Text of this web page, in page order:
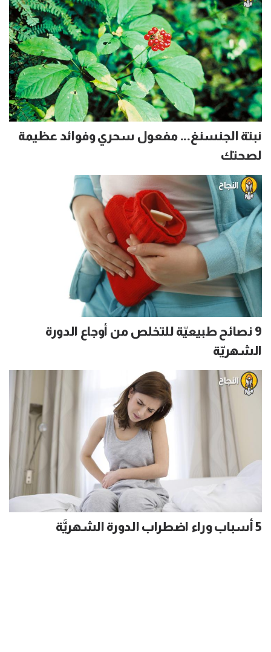
نبتة الجنسنغ... مفعول سحري وفوائد عظيمة
لصحتك
9 نصائح طبيعيّة للتخلص من أوجاع الدورة
الشهريّة
5 أسباب وراء اضطراب الدورة الشهريَّة